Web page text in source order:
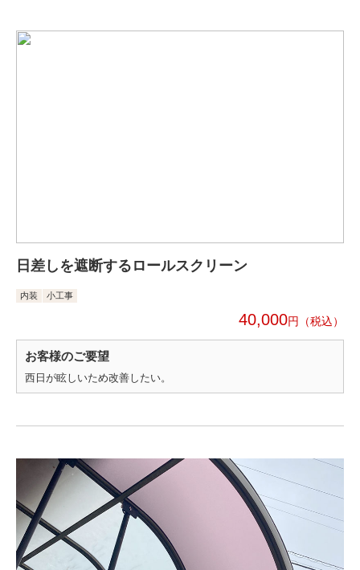
日差しを遮断するロールスクリーン
内装 小工事
40,000円
お客様のご要望
西日が眩しいため改善したい。